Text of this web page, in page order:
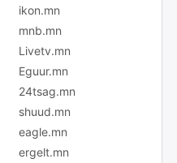
ikon.mn
mnb.mn
Livetv.mn
Eguur.mn
24tsag.mn
shuud.mn
eagle.mn
ergelt.mn